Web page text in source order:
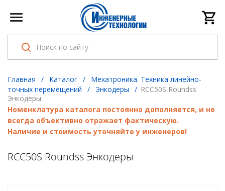
Главная / Каталог /
Мехатроника. Техника линейно-
точных перемещений
/ Энкодеры / RCC50S Roundss
Энкодеры
Номенклатура каталога постоянно дополняется, и не
всегда объективно отражает фактическую.
Наличие и стоимость уточняйте у инженеров!
RCC50S Roundss Энкодеры